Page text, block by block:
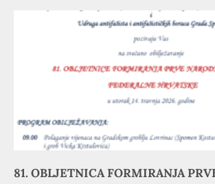
81. OBLJETNICA FORMIRANJA